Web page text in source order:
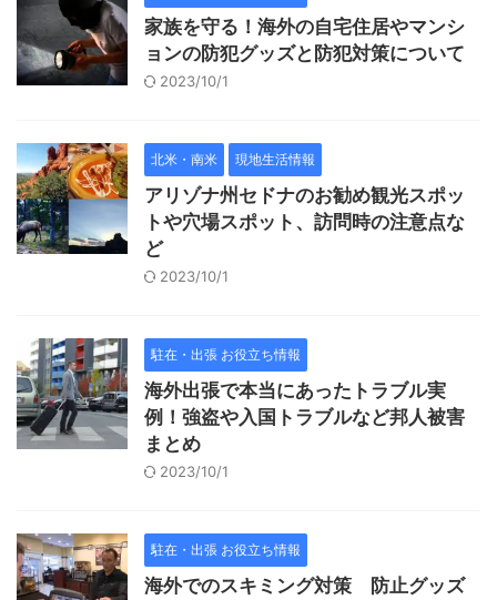
家族を守る！海外の自宅住居やマンシ
ョンの防犯グッズと防犯対策について
2023/10/1
北米・南米 現地生活情報
アリゾナ州セドナのお勧め観光スポッ
トや穴場スポット、訪問時の注意点な
ど
2023/10/1
駐在・出張 お役立ち情報
海外出張で本当にあったトラブル実
例！強盗や入国トラブルなど邦人被害
まとめ
2023/10/1
駐在・出張 お役立ち情報
海外でのスキミング対策 防止グッズ